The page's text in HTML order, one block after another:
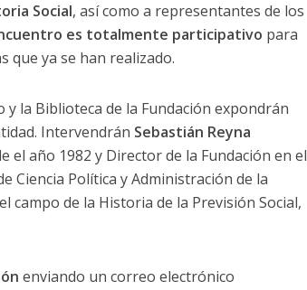
Social, así como a representantes de los
es totalmente participativo para
ya se han realizado.
la Biblioteca de la Fundación expondrán
Intervendrán Sebastián Reyna
el año 1982 y Director de la Fundación en el
Ciencia Política y Administración de la
campo de la Historia de la Previsión Social,
enviando un correo electrónico